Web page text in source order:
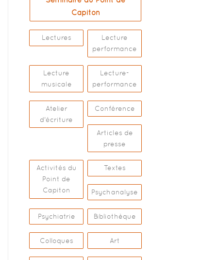
Capiton
Lectures
Lecture
performance
Lecture
musicale
Lecture-
performance
Atelier
d'écriture
Conférence
Articles de
presse
Activités du
Point de
Capiton
Textes
Psychanalyse
Psychiatrie Bibliothèque
Colloques Art